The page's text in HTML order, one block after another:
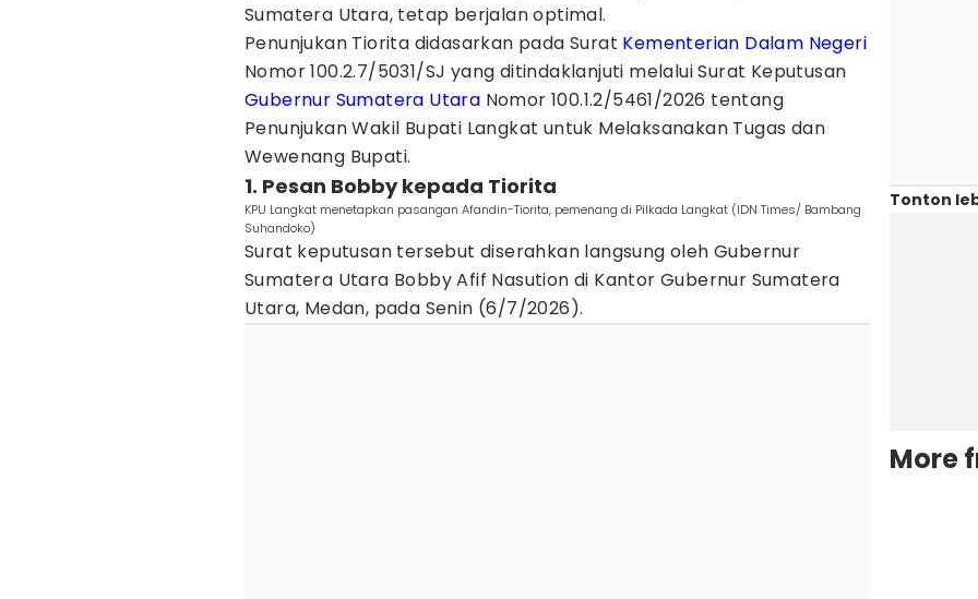
Sumatera Utara, tetap berjalan optimal.
Penunjukan Tiorita didasarkan pada Surat Kementerian Dalam Negeri
Nomor 100.2.7/5031/SJ yang ditindaklanjuti melalui Surat Keputusan
Gubernur Sumatera Utara Nomor 100.1.2/5461/2026 tentang
Penunjukan Wakil Bupati Langkat untuk Melaksanakan Tugas dan
Wewenang Bupati.
1. Pesan Bobby kepada Tiorita
KPU Langkat menetapkan pasangan Afandin-Tiorita, pemenang di Pilkada Langkat (IDN Times/ Bambang
Suhandoko)
Surat keputusan tersebut diserahkan langsung oleh Gubernur
Sumatera Utara Bobby Afif Nasution di Kantor Gubernur Sumatera
Utara, Medan, pada Senin (6/7/2026).
Tonton
More